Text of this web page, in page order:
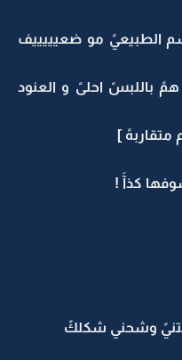
الطبيعيً مو ضعيييييف
باللبسً احلىً و العنود
متقاربهً ]
كذآَ !
وشحني شكلكً